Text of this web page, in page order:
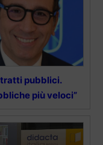
pubblici.
più veloci”